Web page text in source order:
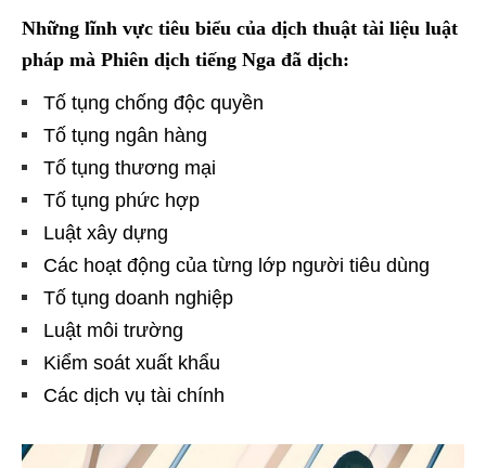
Những lĩnh vực tiêu biểu của dịch thuật tài liệu luật
pháp mà Phiên dịch tiếng Nga đã dịch:
Tố tụng chống độc quyền
Tố tụng ngân hàng
Tố tụng thương mại
Tố tụng phức hợp
Luật xây dựng
Các hoạt động của từng lớp người tiêu dùng
Tố tụng doanh nghiệp
Luật môi trường
Kiểm soát xuất khẩu
Các dịch vụ tài chính